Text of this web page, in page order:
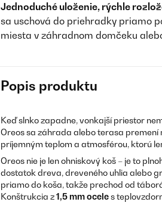
Jednoduché uloženie, rýchle
sa uschová do priehradky priamo
miesta v záhradnom domčeku
Popis produktu
Keď slnko zapadne, vonkajší priestor
Oreos sa záhrada alebo terasa
príjemným teplom a atmosférou, ktorú
Oreos nie je len ohniskový koš – je to
dostatok dreva, dreveného uhlia alebo
priamo do koša, takže prechod od
Konštrukcia z1,5 mm oceles